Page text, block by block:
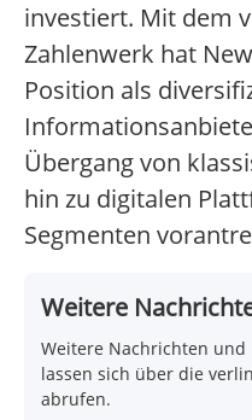
investiert. Mit dem
Zahlenwerk hat
Position als
Übergang von
hin zu digitalen
Segmenten
Weitere
Weitere Nachrichten und
lassen sich über die
abrufen.